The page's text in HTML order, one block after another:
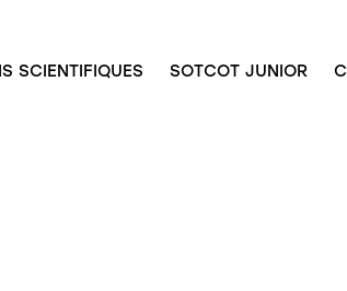
SCIENTIFIQUES SOTCOT JUNIOR